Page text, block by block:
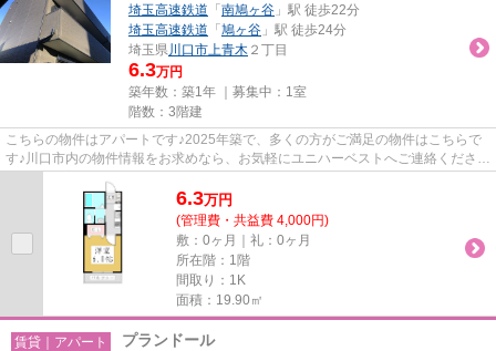
埼玉高速鉄道 「 南鳩ヶ谷 」駅 徒歩22分
埼玉高速鉄道 「 鳩ヶ谷 」駅 徒歩24分
埼玉県川口市上青木 ２丁目
6.3万円
築年数：築1年 ｜募集中： 1室
階数：3階建
こちらの物件はアパートです♪2025年築で、多くの方がご満足の物件はこちらで
す♪川口市内の物件情報をお求めなら、お気軽にユニハーベストへご連絡ください
6.3万円
(管理費・共益費 4,000円)
敷：0ヶ月｜礼：0ヶ月
所在階：1階
間取り：1K
面積：19.90㎡
賃貸｜アパート プランドール